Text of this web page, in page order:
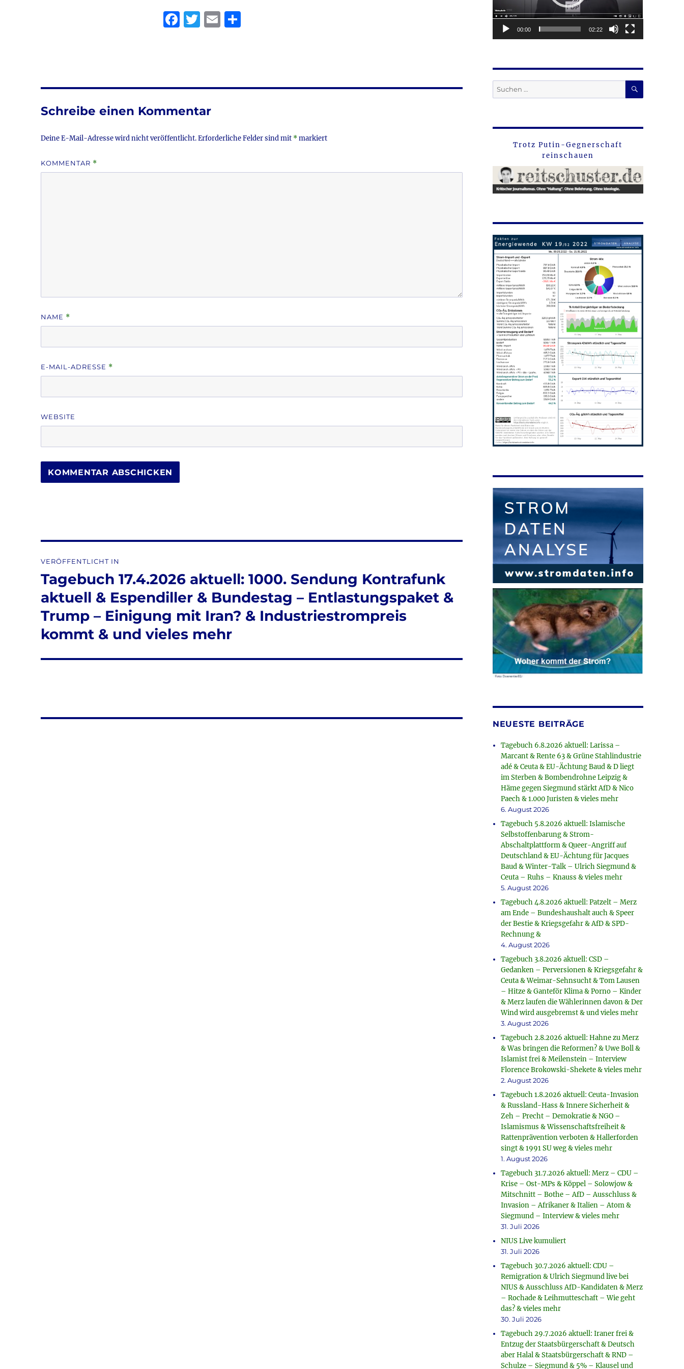
F
b
o
k
T
r
E T
Schreibe einen Kommentar
Deine E-Mail-Adresse wird nicht veröffentlicht.Erforderliche Felder sind mit *markiert
KOMMENTAR *
NAME *
E-MAIL-ADRESSE *
WEBSITE
VERÖFFENTLICHT IN
Tagebuch 17.4.2026 aktuell: 1000. Sendung Kontrafunk
aktuell & Espendiller & Bundestag – Entlastungspaket &
Trump – Einigung mit Iran? & Industriestrompreis
kommt & und vieles mehr
00:00 02:22
Suche
nach:
SUCHEN
Trotz Putin-Gegnerschaft
reinschauen
NEUESTE BEITRÄGE
Tagebuch 6.8.2026 aktuell: Larissa –
Marcant & Rente 63 & Grüne Stahlindustrie
adé & Ceuta & EU-Ächtung Baud & D liegt
im Sterben & Bombendrohne Leipzig &
Häme gegen Siegmund stärkt AfD & Nico
Paech & 1.000 Juristen & vieles mehr
6. August 2026
Tagebuch 5.8.2026 aktuell: Islamische
Selbstoffenbarung & Strom-
Abschaltplattform & Queer-Angriff auf
Deutschland & EU-Ächtung für Jacques
Baud & Winter-Talk – Ulrich Siegmund &
Ceuta – Ruhs – Knauss & vieles mehr
5. August 2026
Tagebuch 4.8.2026 aktuell: Patzelt – Merz
am Ende – Bundeshaushalt auch & Speer
der Bestie & Kriegsgefahr & AfD & SPD-
Rechnung &
4. August 2026
Tagebuch 3.8.2026 aktuell: CSD –
Gedanken – Perversionen & Kriegsgefahr &
Ceuta & Weimar-Sehnsucht & Tom Lausen
– Hitze & Ganteför Klima & Porno – Kinder
& Merz laufen die Wählerinnen davon & Der
Wind wird ausgebremst & und vieles mehr
3. August 2026
Tagebuch 2.8.2026 aktuell: Hahne zu Merz
& Was bringen die Reformen? & Uwe Boll &
Islamist frei & Meilenstein – Interview
Florence Brokowski-Shekete & vieles mehr
2. August 2026
Tagebuch 1.8.2026 aktuell: Ceuta-Invasion
& Russland-Hass & Innere Sicherheit &
Zeh – Precht – Demokratie & NGO –
Islamismus & Wissenschaftsfreiheit &
Rattenprävention verboten & Hallerforden
singt & 1991 SU weg & vieles mehr
1. August 2026
Tagebuch 31.7.2026 aktuell: Merz – CDU –
Krise – Ost-MPs & Köppel – Solowjow &
Mitschnitt – Bothe – AfD – Ausschluss &
Invasion – Afrikaner & Italien – Atom &
Siegmund – Interview & vieles mehr
31. Juli 2026
NIUS Live kumuliert
31. Juli 2026
Tagebuch 30.7.2026 aktuell: CDU –
Remigration & Ulrich Siegmund live bei
NIUS & Ausschluss AfD-Kandidaten & Merz
– Rochade & Leihmutteschaft – Wie geht
das? & vieles mehr
30. Juli 2026
Tagebuch 29.7.2026 aktuell: Iraner frei &
Entzug der Staatsbürgerschaft & Deutsch
aber Halal & Staatsbürgerschaft & RND –
Schulze – Siegmund & 5% – Klausel und